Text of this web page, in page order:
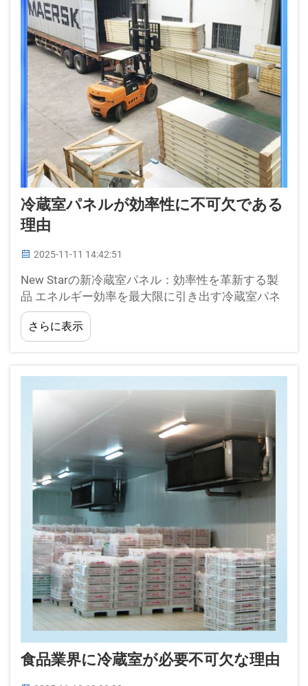
冷蔵室パネルが効率性に不可欠である
理由
2025-11-11 14:42:51
New Starの新冷蔵室パネル：効率性を革新する製
品 エネルギー効率を最大限に引き出す冷蔵室パネ
ル 食品販売店の冷蔵室でエネルギー消費の最適化
を目指す場合、冷蔵室は不可欠です。あなたの冷
蔵室に...
さらに表示
食品業界に冷蔵室が必要不可欠な理由